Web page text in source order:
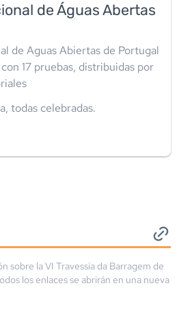
de Águas Abertas
de Aguas Abiertas de Portugal
17 pruebas, distribuidas por
, todas celebradas.
sobre laVI Travessia da Barragem de
los enlaces se abrirán en una nueva